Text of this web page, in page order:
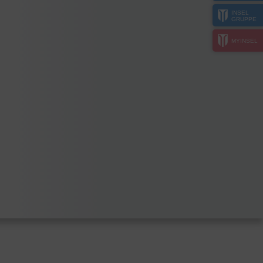
INSEL
GRUPPE
MYINSEL